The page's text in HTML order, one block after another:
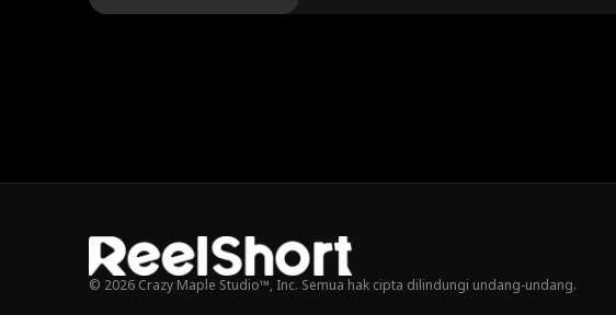
© 2026 Crazy Maple Studio™, Inc. Semua hak cipta dilindungi undang-undang.